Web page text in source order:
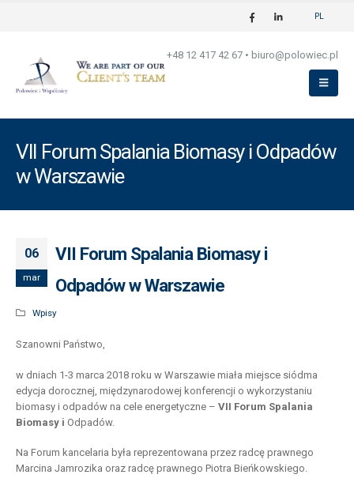
PL
+48 12 417 42 67 • biuro@polowiec.pl
VII Forum Spalania Biomasy i Odpadów
w Warszawie
06
mar
VII Forum Spalania Biomasy i
Odpadów w Warszawie
Wpisy
Szanowni Państwo,
w dniach 1-3 marca 2018 roku w Warszawie miała miejsce siódma
edycja dorocznej, międzynarodowej konferencji o wykorzystaniu
biomasy i odpadów na cele energetyczne – VII Forum Spalania
Biomasy i Odpadów.
Na Forum kancelaria była reprezentowana przez radcę prawnego
Marcina Jamrozika oraz radcę prawnego Piotra Bieńkowskiego.